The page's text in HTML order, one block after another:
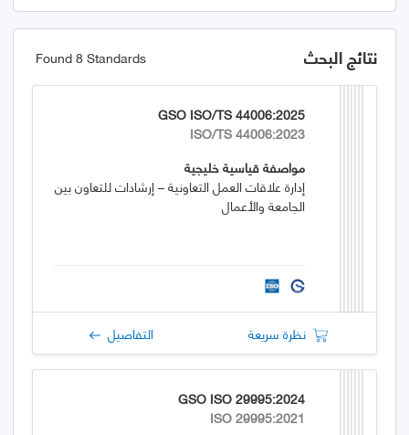
نتائج البحث Found 8 Standards
GSO ISO/TS 44006:2025
ISO/TS 44006:2023
مواصفة قياسية خليجية
إدارة علاقات العمل التعاونية – إرشادات للتعاون بين
الجامعة والأعمال
نظرة سريعة التفاصيل
GSO ISO 29995:2024
ISO 29995:2021